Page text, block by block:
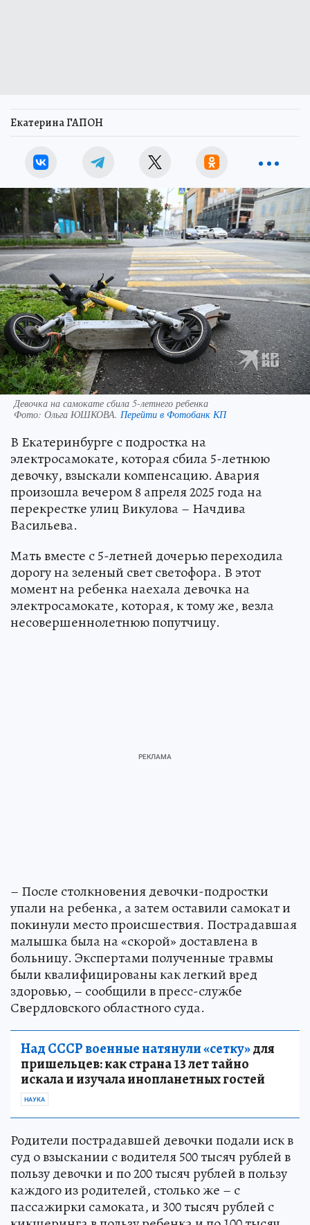
Екатерина ГАПОН
Девочка на самокате сбила 5-летнего ребенка
Фото: Ольга ЮШКОВА. Перейти в Фотобанк КП
В Екатеринбурге с подростка на
электросамокате, которая сбила 5-летнюю
девочку, взыскали компенсацию. Авария
произошла вечером 8 апреля 2025 года на
перекрестке улиц Викулова – Начдива
Васильева.
Мать вместе с 5-летней дочерью переходила
дорогу на зеленый свет светофора. В этот
момент на ребенка наехала девочка на
электросамокате, которая, к тому же, везла
несовершеннолетнюю попутчицу.
– После столкновения девочки-подростки
упали на ребенка, а затем оставили самокат и
покинули место происшествия. Пострадавшая
малышка была на «скорой» доставлена в
больницу. Экспертами полученные травмы
были квалифицированы как легкий вред
здоровью, – сообщили в пресс-службе
Свердловского областного суда.
Над СССР военные натянули «сетку»для
пришельцев: как страна 13 лет тайно
искала и изучала инопланетных гостей
НАУКА
Родители пострадавшей девочки подали иск в
суд о взыскании с водителя 500 тысяч рублей в
пользу девочки и по 200 тысяч рублей в пользу
каждого из родителей, столько же – с
пассажирки самоката, и 300 тысяч рублей с